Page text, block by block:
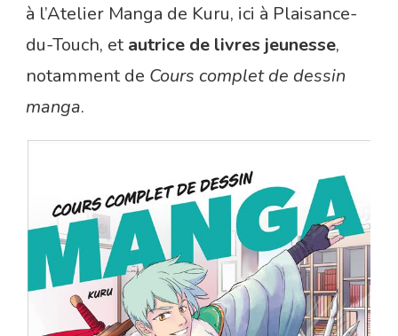
à l’Atelier Manga de Kuru, ici à Plaisance-
du-Touch, et autrice de livres jeunesse,
notamment de Cours complet de dessin
manga.